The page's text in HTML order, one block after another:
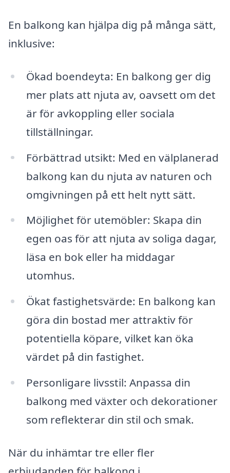
En balkong kan hjälpa dig på många sätt,
inklusive:
Ökad boendeyta: En balkong ger dig
mer plats att njuta av, oavsett om det
är för avkoppling eller sociala
tillställningar.
Förbättrad utsikt: Med en välplanerad
balkong kan du njuta av naturen och
omgivningen på ett helt nytt sätt.
Möjlighet för utemöbler: Skapa din
egen oas för att njuta av soliga dagar,
läsa en bok eller ha middagar
utomhus.
Ökat fastighetsvärde: En balkong kan
göra din bostad mer attraktiv för
potentiella köpare, vilket kan öka
värdet på din fastighet.
Personligare livsstil: Anpassa din
balkong med växter och dekorationer
som reflekterar din stil och smak.
När du inhämtar tre eller fler